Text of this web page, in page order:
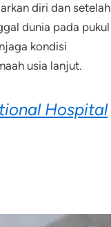
diri dan setelah
dunia pada pukul
kondisi
usia lanjut.
Hospital